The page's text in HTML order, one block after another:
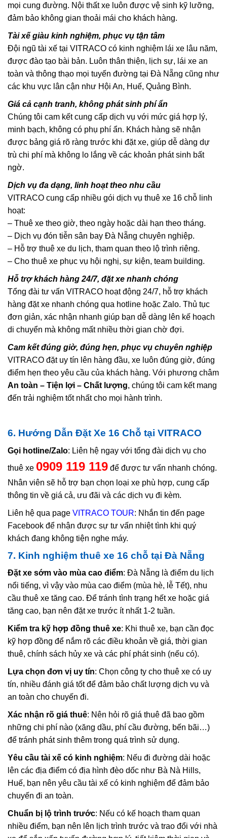
mọi cung đường. Nội thất xe luôn được vệ sinh kỹ lưỡng,
đảm bảo không gian thoải mái cho khách hàng.
Tài xế giàu kinh nghiệm, phục vụ tận tâm
Đội ngũ tài xế tại VITRACO có kinh nghiệm lái xe lâu năm,
được đào tạo bài bản. Luôn thân thiện, lịch sự, lái xe an
toàn và thông thạo mọi tuyến đường tại Đà Nẵng cũng như
các khu vực lân cận như Hội An, Huế, Quảng Bình.
Giá cả cạnh tranh, không phát sinh phí ẩn
Chúng tôi cam kết cung cấp dịch vụ với mức giá hợp lý,
minh bạch, không có phụ phí ẩn. Khách hàng sẽ nhận
được bảng giá rõ ràng trước khi đặt xe, giúp dễ dàng dự
trù chi phí mà không lo lắng về các khoản phát sinh bất
ngờ.
Dịch vụ đa dạng, linh hoạt theo nhu cầu
VITRACO cung cấp nhiều gói dịch vụ thuê xe 16 chỗ linh
hoạt:
– Thuê xe theo giờ, theo ngày hoặc dài hạn theo tháng.
– Dịch vụ đón tiễn sân bay Đà Nẵng chuyên nghiệp.
– Hỗ trợ thuê xe du lịch, tham quan theo lộ trình riêng.
– Cho thuê xe phục vụ hội nghị, sự kiện, team building.
Hỗ trợ khách hàng 24/7, đặt xe nhanh chóng
Tổng đài tư vấn VITRACO hoạt động 24/7, hỗ trợ khách
hàng đặt xe nhanh chóng qua hotline hoặc Zalo. Thủ tục
đơn giản, xác nhận nhanh giúp bạn dễ dàng lên kế hoạch
di chuyển mà không mất nhiều thời gian chờ đợi.
Cam kết đúng giờ, đúng hẹn, phục vụ chuyên nghiệp
VITRACO đặt uy tín lên hàng đầu, xe luôn đúng giờ, đúng
điểm hẹn theo yêu cầu của khách hàng. Với phương châm
An toàn – Tiện lợi – Chất lượng, chúng tôi cam kết mang
đến trải nghiệm tốt nhất cho mọi hành trình.
6. Hướng Dẫn Đặt Xe 16 Chỗ tại VITRACO
Gọi hotline/Zalo: Liên hệ ngay với tổng đài dịch vụ cho
thuê xe 0909 119 119 để được tư vấn nhanh chóng.
Nhân viên sẽ hỗ trợ bạn chọn loại xe phù hợp, cung cấp
thông tin về giá cả, ưu đãi và các dịch vụ đi kèm.
Liên hệ qua page VITRACO TOUR: Nhắn tin đến page
Facebook để nhận được sự tư vấn nhiệt tình khi quý
khách đang không tiện nghe máy.
7. Kinh nghiệm thuê xe 16 chỗ tại Đà Nẵng
Đặt xe sớm vào mùa cao điểm: Đà Nẵng là điểm du lịch
nổi tiếng, vì vậy vào mùa cao điểm (mùa hè, lễ Tết), nhu
cầu thuê xe tăng cao. Để tránh tình trạng hết xe hoặc giá
tăng cao, bạn nên đặt xe trước ít nhất 1-2 tuần.
Kiểm tra kỹ hợp đồng thuê xe: Khi thuê xe, bạn cần đọc
kỹ hợp đồng để nắm rõ các điều khoản về giá, thời gian
thuê, chính sách hủy xe và các phí phát sinh (nếu có).
Lựa chọn đơn vị uy tín: Chọn công ty cho thuê xe có uy
tín, nhiều đánh giá tốt để đảm bảo chất lượng dịch vụ và
an toàn cho chuyến đi.
Xác nhận rõ giá thuê: Nên hỏi rõ giá thuê đã bao gồm
những chi phí nào (xăng dầu, phí cầu đường, bến bãi…)
để tránh phát sinh thêm trong quá trình sử dụng.
Yêu cầu tài xế có kinh nghiệm: Nếu đi đường dài hoặc
lên các địa điểm có địa hình đèo dốc như Bà Nà Hills,
Huế, bạn nên yêu cầu tài xế có kinh nghiệm để đảm bảo
chuyến đi an toàn.
Chuẩn bị lộ trình trước: Nếu có kế hoạch tham quan
nhiều điểm, bạn nên lên lịch trình trước và trao đổi với nhà